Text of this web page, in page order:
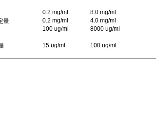
0.2 mg/ml 8.0 mg/ml
量 0.2 mg/ml 4.0 mg/ml
100 ug/ml 8000 ug/ml
15 ug/ml 100 ug/ml